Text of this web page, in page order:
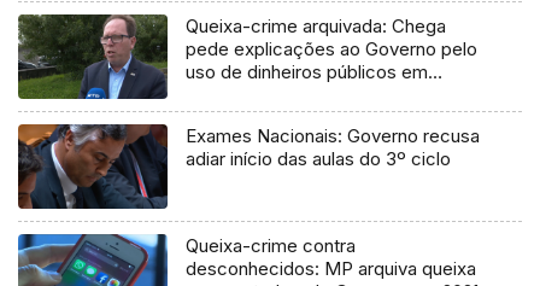
Queixa-crime arquivada: Chega
pede explicações ao Governo pelo
uso de dinheiros públicos em
Exames Nacionais: Governo recusa
adiar início das aulas do 3º ciclo
Queixa-crime contra
desconhecidos: MP arquiva queixa